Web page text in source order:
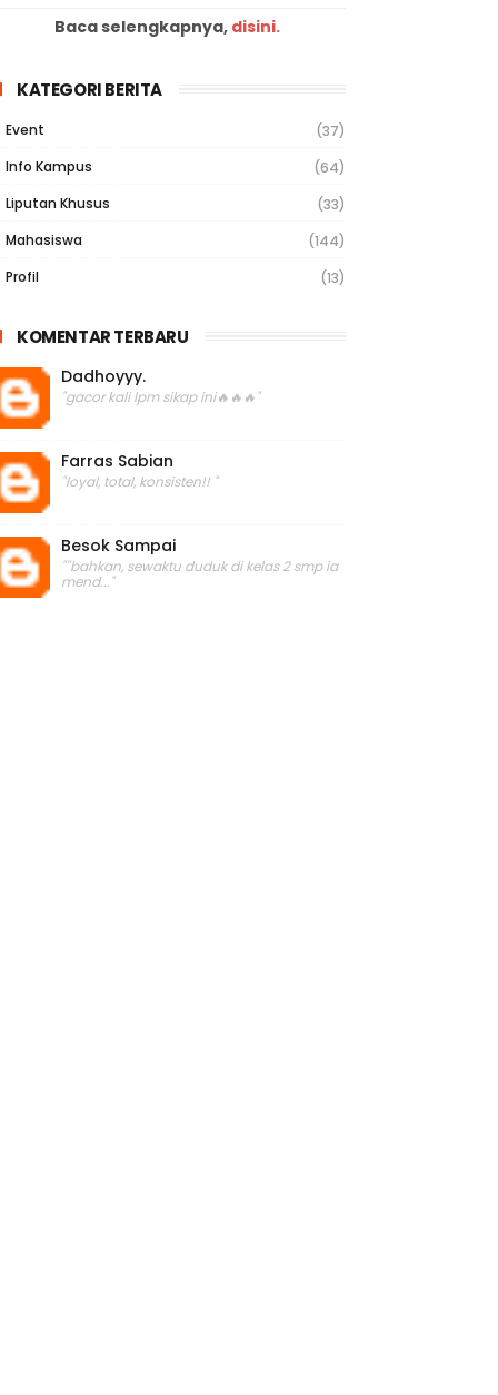
Baca selengkapnya, disini.
KATEGORI BERITA
Event
(37)
Info Kampus
(64)
Liputan Khusus
(33)
Mahasiswa
(144)
Profil
(13)
KOMENTAR TERBARU
Dadhoyyy.
"gacor kali lpm sikap ini🔥🔥🔥"
Farras Sabian
"loyal, total, konsisten!! "
Besok Sampai
""bahkan, sewaktu duduk di kelas 2 smp ia
mend..."